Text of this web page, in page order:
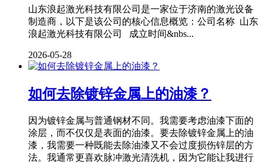
山东浪起激光科技有限公司是一家位于济南的激光设备
制造商，以下是该公司的核心信息概览：公司名称 山东
浪起激光科技有限公司 成立时间&nbs...
2026-05-28
如何去除镀锌金属上的油漆？
因为镀锌金属与普通钢材不同。我需要考虑油漆下面的
涂层，而不仅仅是表面的油漆。要去除镀锌金属上的油
漆，我需要一种既能去除油漆又不会过度损伤锌层的方
法。我通常更喜欢脉冲激光清洗机，因为它能让我进行